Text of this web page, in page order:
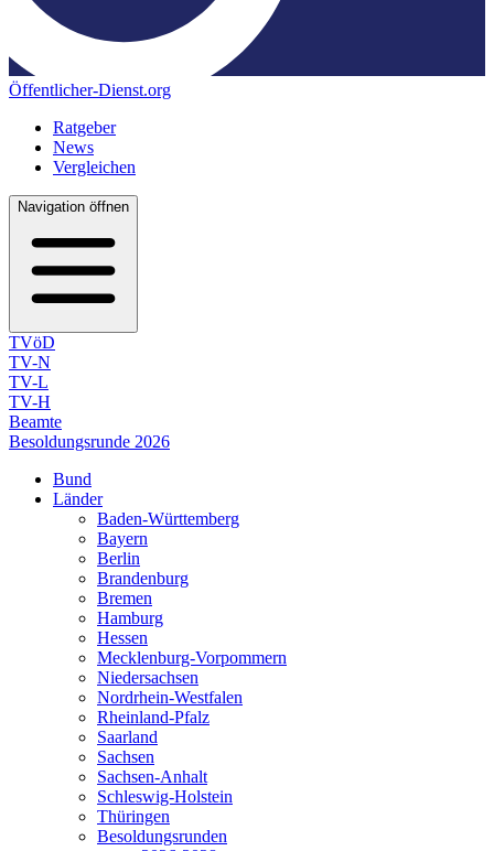
Öffentlicher-Dienst.org
Ratgeber
News
Vergleichen
Navigation öffnen
TVöD
TV-N
TV-L
TV-H
Beamte
Besoldungsrunde 2026
Bund
Länder
Baden-Württemberg
Bayern
Berlin
Brandenburg
Bremen
Hamburg
Hessen
Mecklenburg-Vorpommern
Niedersachsen
Nordrhein-Westfalen
Rheinland-Pfalz
Saarland
Sachsen
Sachsen-Anhalt
Schleswig-Holstein
Thüringen
Besoldungsrunden